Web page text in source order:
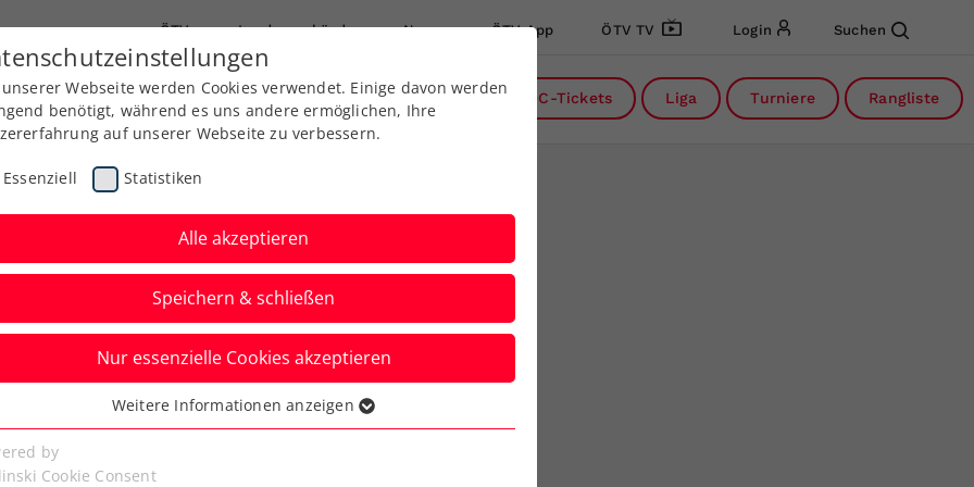
ÖTV Landesverbände News ÖTV App ÖTV TV Login Suchen
Ausbildung Services Über uns DC-Tickets Liga Turniere Rangliste
Webseite werden Cookies verwendet. Einige davon werden
benötigt, während es uns andere ermöglichen, Ihre
auf unserer Webseite zu verbessern.
Essenziell Statistiken
Alle akzeptieren
Speichern & schließen
Nur essenzielle Cookies akzeptieren
Cookies werden für grundlegende Funktionen der
benötigt. Dadurch ist gewährleistet, dass die Webseite
Weitere Informationen anzeigen
by
Cookie Consent